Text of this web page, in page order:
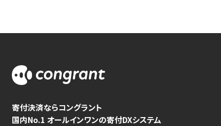
寄付決済ならコングラント
国内No.1 オールインワンの寄付DXシステム